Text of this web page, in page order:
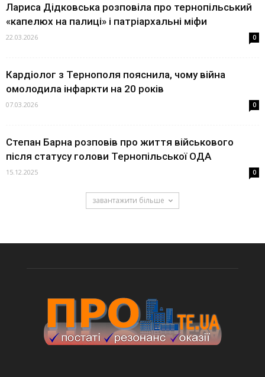
Лариса Дідковська розповіла про тернопільський
«капелюх на палиці» і патріархальні міфи
22.03.2026 0
Кардіолог з Тернополя пояснила, чому війна
омолодила інфаркти на 20 років
07.03.2026 0
Степан Барна розповів про життя військового
після статусу голови Тернопільської ОДА
15.12.2025 0
завантажити більше